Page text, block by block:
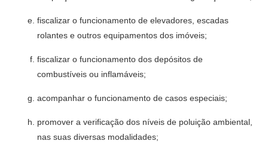
fiscalizar o funcionamento de elevadores, escadas
rolantes e outros equipamentos dos imóveis;
fiscalizar o funcionamento dos depósitos de
combustíveis ou infla­máveis;
acompanhar o funcionamento de casos especiais;
promover a verificação dos níveis de poluição ambiental,
nas suas diversas modalidades;